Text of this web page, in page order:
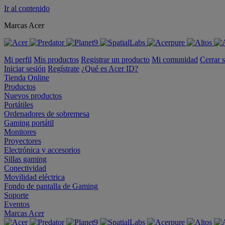
Ir al contenido
Marcas Acer
Mi perfil Mis productos Registrar un producto Mi comunidad Cerrar
Iniciar sesión Regístrate ¿Qué es Acer ID?
Tienda Online
Productos
Nuevos productos
Portátiles
Ordenadores de sobremesa
Gaming portátil
Monitores
Proyectores
Electrónica y accesorios
Sillas gaming
Conectividad
Movilidad eléctrica
Fondo de pantalla de Gaming
Soporte
Eventos
Marcas Acer